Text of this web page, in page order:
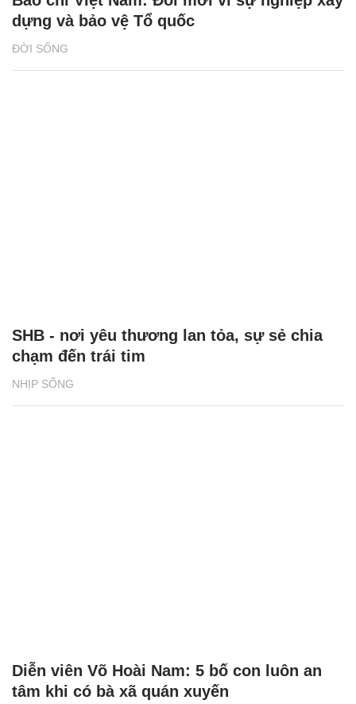
ĐỜI SỐNG
dựng và bảo vệ Tổ quốc
NHỊP SỐNG
SHB - nơi yêu thương lan tỏa, sự sẻ chia
chạm đến trái tim
Diễn viên Võ Hoài Nam: 5 bố con luôn an
tâm khi có bà xã quán xuyến